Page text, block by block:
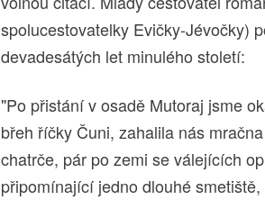
spolucestovatelky Evičky-Jévočky)
devadesátých let minulého století:
"Po přistání v osadě Mutoraj jsme
břeh říčky Čuni, zahalila nás
chatrče, pár po zemi se válejících
připomínající jedno dlouhé